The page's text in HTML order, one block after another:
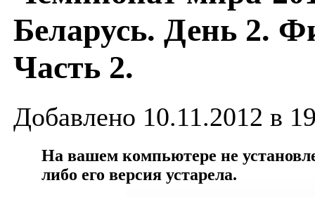
Беларусь. День 2.
Часть 2.
Добавлено 10.11.2012 в
На вашем компьютере не
либо его версия устарела.